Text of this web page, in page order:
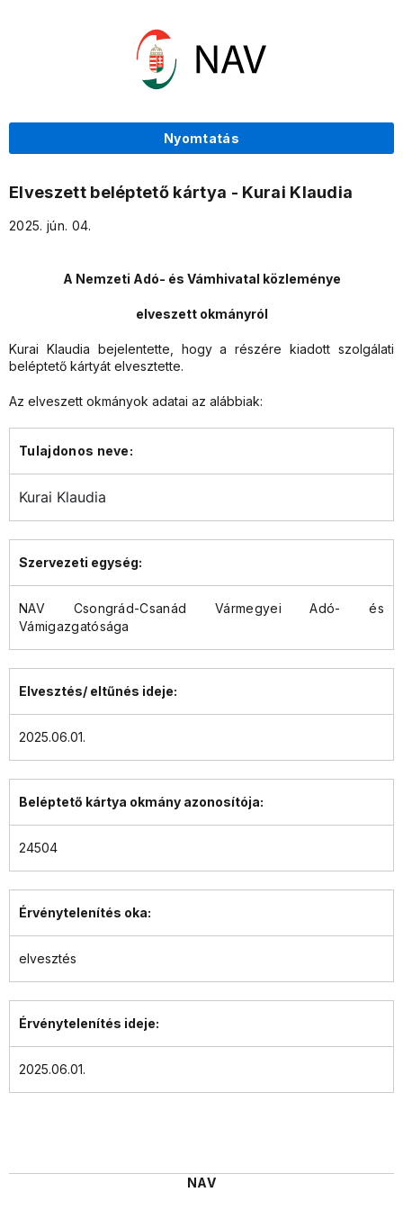
Nyomtatás
Elveszett beléptető kártya - Kurai Klaudia
2025. jún. 04.
A Nemzeti Adó- és Vámhivatal közleménye
elveszett okmányról
Kurai Klaudia bejelentette, hogy a részére kiadott szolgálati
beléptető kártyát elvesztette.
Az elveszett okmányok adatai az alábbiak:
Tulajdonos neve:
Kurai Klaudia
Szervezeti egység:
NAV Csongrád-Csanád Vármegyei Adó- és
Vámigazgatósága
Elvesztés/ eltűnés ideje:
2025.06.01.
Beléptető kártya okmány azonosítója:
24504
Érvénytelenítés oka:
elvesztés
Érvénytelenítés ideje:
2025.06.01.
NAV